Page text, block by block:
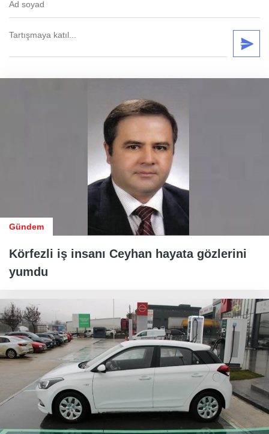
Gündem
Körfezli iş insanı Ceyhan hayata gözlerini
yumdu